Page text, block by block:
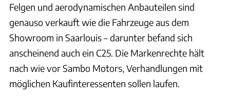
Felgen und aerodynamischen Anbauteilen sind
genauso verkauft wie die Fahrzeuge aus dem
Showroom in Saarlouis – darunter befand sich
anscheinend auch ein C25. Die Markenrechte hält
nach wie vor Sambo Motors, Verhandlungen mit
möglichen Kaufinteressenten sollen laufen.